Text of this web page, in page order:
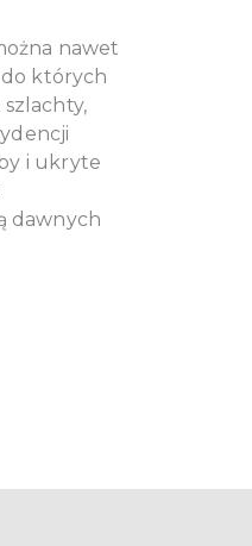
nawet
do których
i ukryte
dawnych